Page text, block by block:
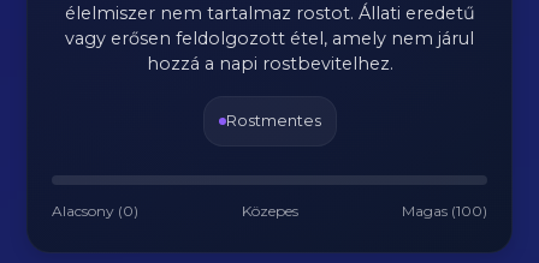
élelmiszer nem tartalmaz rostot. Állati eredetű
vagy erősen feldolgozott étel, amely nem járul
hozzá a napi rostbevitelhez.
Rostmentes
Alacsony (0) Közepes Magas (100)